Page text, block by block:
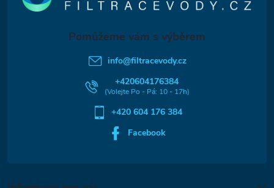
info@filtracevody.cz
+420604176384
+420 604 176 384
Facebook